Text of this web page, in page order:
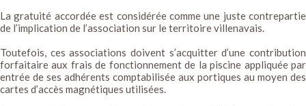
La gratuité accordée est considérée comme une juste contrepartie
de l’implication de l’association sur le territoire villenavais.
Toutefois, ces associations doivent s’acquitter d’une contribution
forfaitaire aux frais de fonctionnement de la piscine appliquée par
entrée de ses adhérents comptabilisée aux portiques au moyen des
cartes d’accès magnétiques utilisées.